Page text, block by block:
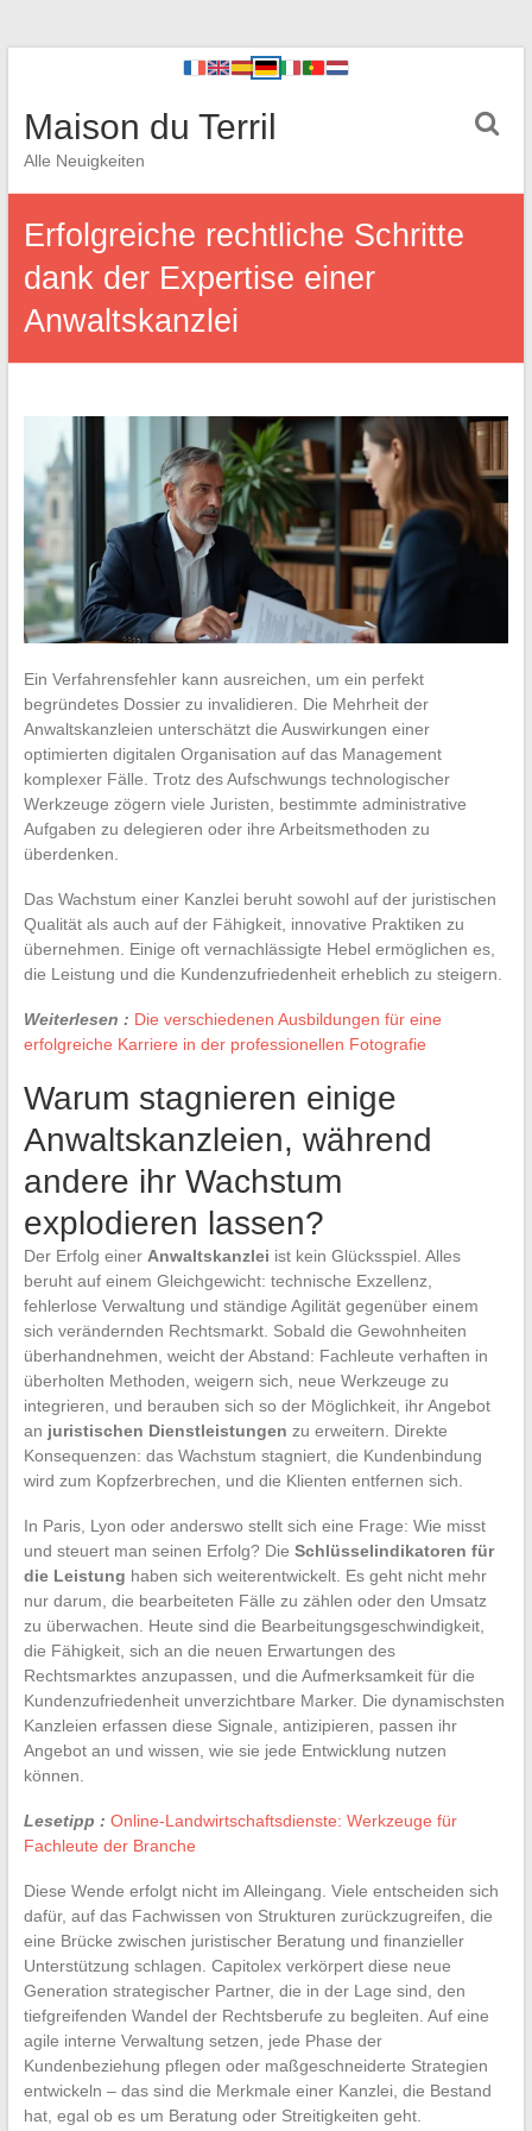
Maison du Terril
Alle Neuigkeiten
Erfolgreiche rechtliche Schritte
dank der Expertise einer
Anwaltskanzlei
Ein Verfahrensfehler kann ausreichen, um ein perfekt
begründetes Dossier zu invalidieren. Die Mehrheit der
Anwaltskanzleien unterschätzt die Auswirkungen einer
optimierten digitalen Organisation auf das Management
komplexer Fälle. Trotz des Aufschwungs technologischer
Werkzeuge zögern viele Juristen, bestimmte administrative
Aufgaben zu delegieren oder ihre Arbeitsmethoden zu
überdenken.
Das Wachstum einer Kanzlei beruht sowohl auf der juristischen
Qualität als auch auf der Fähigkeit, innovative Praktiken zu
übernehmen. Einige oft vernachlässigte Hebel ermöglichen es,
die Leistung und die Kundenzufriedenheit erheblich zu steigern.
Weiterlesen : Die verschiedenen Ausbildungen für eine
erfolgreiche Karriere in der professionellen Fotografie
Warum stagnieren einige
Anwaltskanzleien, während
andere ihr Wachstum
explodieren lassen?
Der Erfolg einer Anwaltskanzlei ist kein Glücksspiel. Alles
beruht auf einem Gleichgewicht: technische Exzellenz,
fehlerlose Verwaltung und ständige Agilität gegenüber einem
sich verändernden Rechtsmarkt. Sobald die Gewohnheiten
überhandnehmen, weicht der Abstand: Fachleute verhaften in
überholten Methoden, weigern sich, neue Werkzeuge zu
integrieren, und berauben sich so der Möglichkeit, ihr Angebot
an juristischen Dienstleistungen zu erweitern. Direkte
Konsequenzen: das Wachstum stagniert, die Kundenbindung
wird zum Kopfzerbrechen, und die Klienten entfernen sich.
In Paris, Lyon oder anderswo stellt sich eine Frage: Wie misst
und steuert man seinen Erfolg? Die Schlüsselindikatoren für
die Leistung haben sich weiterentwickelt. Es geht nicht mehr
nur darum, die bearbeiteten Fälle zu zählen oder den Umsatz
zu überwachen. Heute sind die Bearbeitungsgeschwindigkeit,
die Fähigkeit, sich an die neuen Erwartungen des
Rechtsmarktes anzupassen, und die Aufmerksamkeit für die
Kundenzufriedenheit unverzichtbare Marker. Die dynamischsten
Kanzleien erfassen diese Signale, antizipieren, passen ihr
Angebot an und wissen, wie sie jede Entwicklung nutzen
können.
Lesetipp : Online-Landwirtschaftsdienste: Werkzeuge für
Fachleute der Branche
Diese Wende erfolgt nicht im Alleingang. Viele entscheiden sich
dafür, auf das Fachwissen von Strukturen zurückzugreifen, die
eine Brücke zwischen juristischer Beratung und finanzieller
Unterstützung schlagen. Capitolex verkörpert diese neue
Generation strategischer Partner, die in der Lage sind, den
tiefgreifenden Wandel der Rechtsberufe zu begleiten. Auf eine
agile interne Verwaltung setzen, jede Phase der
Kundenbeziehung pflegen oder maßgeschneiderte Strategien
entwickeln – das sind die Merkmale einer Kanzlei, die Bestand
hat, egal ob es um Beratung oder Streitigkeiten geht.